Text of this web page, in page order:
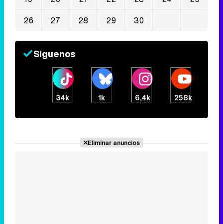
26
27 28 29 30
Síguenos
34k 1k 6,4k 258k
Eliminar anuncios